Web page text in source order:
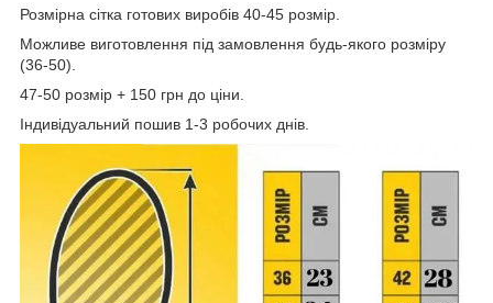
Розмірна сітка готових виробів 40-45 розмір.
Можливе виготовлення під замовлення будь-якого розміру
(36-50).
47-50 розмір + 150 грн до ціни.
Індивідуальний пошив 1-3 робочих днів.